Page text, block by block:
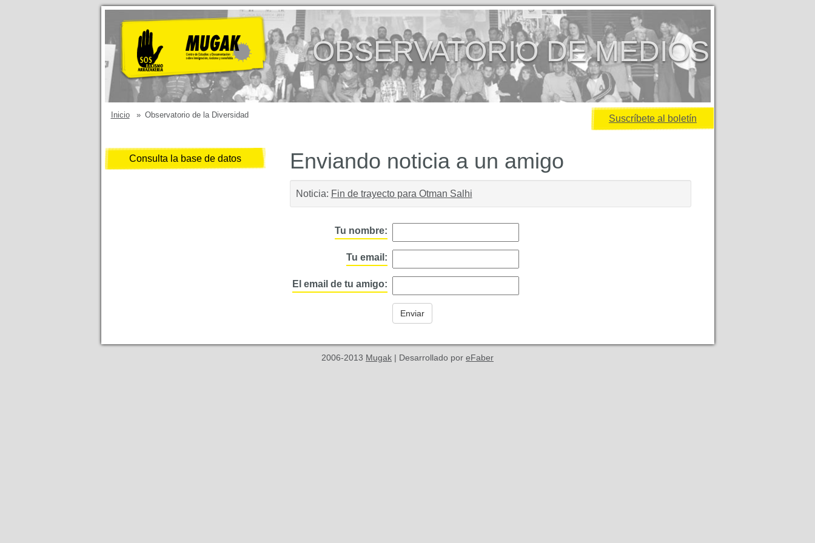
OBSERVATORIO DE MEDIOS
Inicio » Observatorio de la Diversidad Suscríbete al boletín
Consulta la base de datos Enviando noticia a un amigo
Noticia: Fin de trayecto para Otman Salhi
Tu nombre:
Tu email:
El email de tu amigo:
2006-2013 Mugak | Desarrollado por eFaber